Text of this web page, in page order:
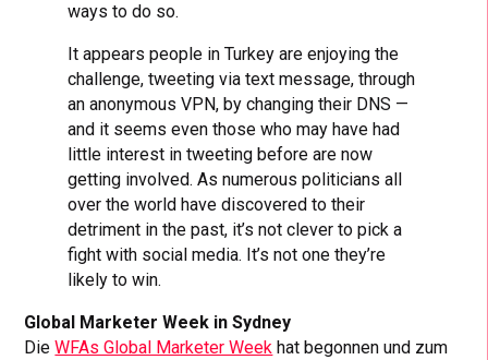
ways to do so.
It appears people in Turkey are enjoying the
challenge, tweeting via text message, through
an anonymous VPN, by changing their DNS —
and it seems even those who may have had
little interest in tweeting before are now
getting involved. As numerous politicians all
over the world have discovered to their
detriment in the past, it’s not clever to pick a
fight with social media. It’s not one they’re
likely to win.
Global Marketer Week in Sydney
DieWFAs Global Marketer Week hat begonnen und zum